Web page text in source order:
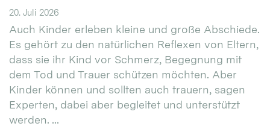
20. Juli 2026
Auch Kinder erleben kleine und große Abschiede.
Es gehört zu den natürlichen Reflexen von Eltern,
dass sie ihr Kind vor Schmerz, Begegnung mit
dem Tod und Trauer schützen möchten. Aber
Kinder können und sollten auch trauern, sagen
Experten, dabei aber begleitet und unterstützt
werden. ...